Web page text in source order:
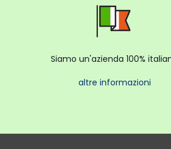
Siamo un'azienda 100%
altre informazioni